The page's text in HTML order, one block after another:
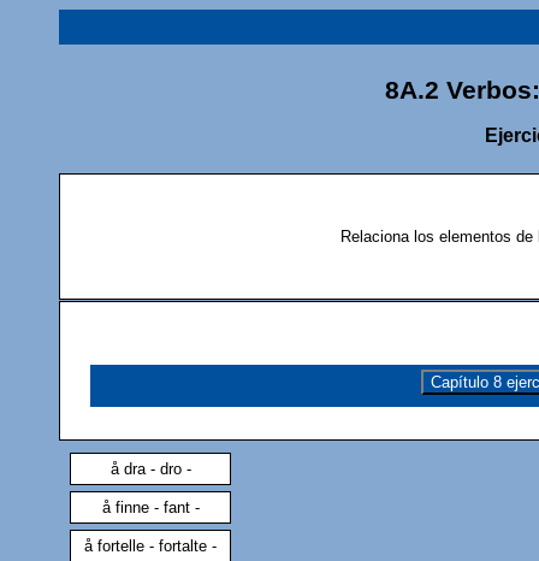
8A.2
Relaciona los elementos
å dra - dro -
å finne - fant -
å fortelle - fortalte -
Capítulo 8